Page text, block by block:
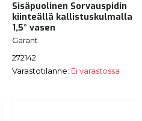
Sisäpuolinen Sorvauspidin
kiinteällä kallistuskulmalla
1,5° vasen
Garant
272142
Varastotilanne: Ei varastossa